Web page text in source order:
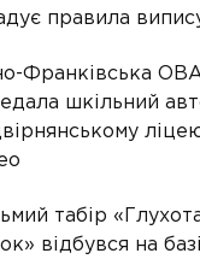
правила
Франківська
шкільний
табір
відбувся на